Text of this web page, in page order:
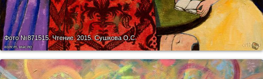
Фото №871515.Чтение. 2015. Сушкова О.С.
холст, масло